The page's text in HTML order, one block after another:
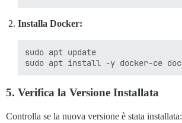
Installa Docker:
sudo apt update
5. Verifica la Versione Installata
Controlla se la nuova versione è stata installata: